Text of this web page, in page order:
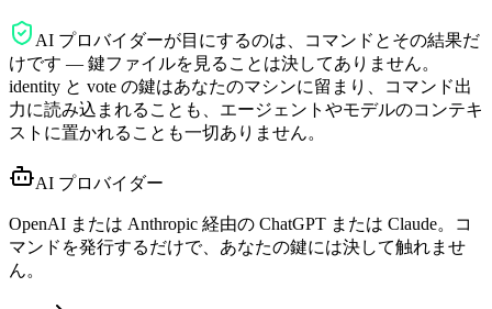
AI プロバイダーが目にするのは、コマンドとその結果だ
けです — 鍵ファイルを見ることは決してありません。
identity と vote の鍵はあなたのマシンに留まり、コマンド出
力に読み込まれることも、エージェントやモデルのコンテキ
ストに置かれることも一切ありません。
AI プロバイダー
OpenAI または Anthropic 経由の ChatGPT または Claude。コ
マンドを発行するだけで、あなたの鍵には決して触れませ
ん。